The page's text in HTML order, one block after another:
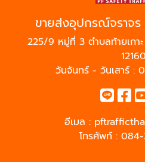
ขายส่งอุปกรณ์จราจร
225/9 หมู่ที่ 3 ตำบลท้ายเกา
12160
วันจันทร์ - วันเสาร์ :
อีเมล :
โทรศัพท์ :